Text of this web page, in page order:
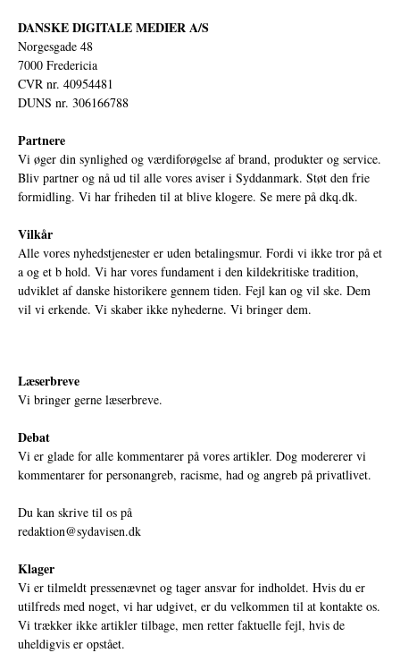
DANSKE DIGITALE MEDIER A/S
Norgesgade 48
7000 Fredericia
CVR nr. 40954481
DUNS nr. 306166788
Partnere
Vi øger din synlighed og værdiforøgelse af brand, produkter og service.
Bliv partner og nå ud til alle vores aviser i Syddanmark. Støt den frie
formidling. Vi har friheden til at blive klogere. Se mere på dkq.dk.
Vilkår
Alle vores nyhedstjenester er uden betalingsmur. Fordi vi ikke tror på et
a og et b hold. Vi har vores fundament i den kildekritiske tradition,
udviklet af danske historikere gennem tiden. Fejl kan og vil ske. Dem
vil vi erkende. Vi skaber ikke nyhederne. Vi bringer dem.
Læserbreve
Vi bringer gerne læserbreve.
Debat
Vi er glade for alle kommentarer på vores artikler. Dog modererer vi
kommentarer for personangreb, racisme, had og angreb på privatlivet.
Du kan skrive til os på
redaktion@sydavisen.dk
Klager
Vi er tilmeldt pressenævnet og tager ansvar for indholdet. Hvis du er
utilfreds med noget, vi har udgivet, er du velkommen til at kontakte os.
Vi trækker ikke artikler tilbage, men retter faktuelle fejl, hvis de
uheldigvis er opstået.